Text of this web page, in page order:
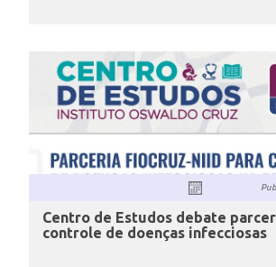
Centro de Estudos debate
controle de doenças infecciosas